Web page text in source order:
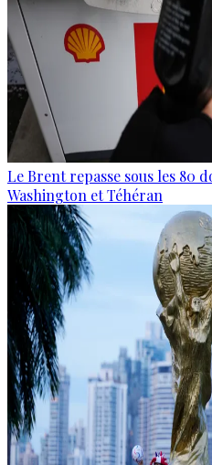
Le Brent repasse sous les 80
Washington et Téhéran